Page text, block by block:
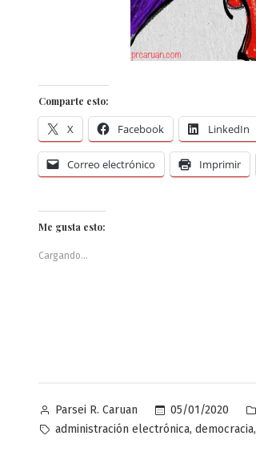
Comparte esto:
X Facebook LinkedIn
Correo electrónico Imprimir
Me gusta esto:
Cargando...
Publicado
por
Parsei R. Caruan 05/01/2020
Etiquetas:
administración electrónica, democracia,